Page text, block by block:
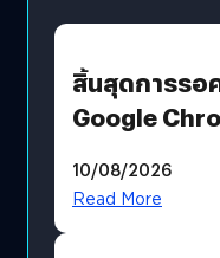
สิ้นสุดการรอ
Google
เงื่อนไขที่กำหน
10/08/2026
Read More